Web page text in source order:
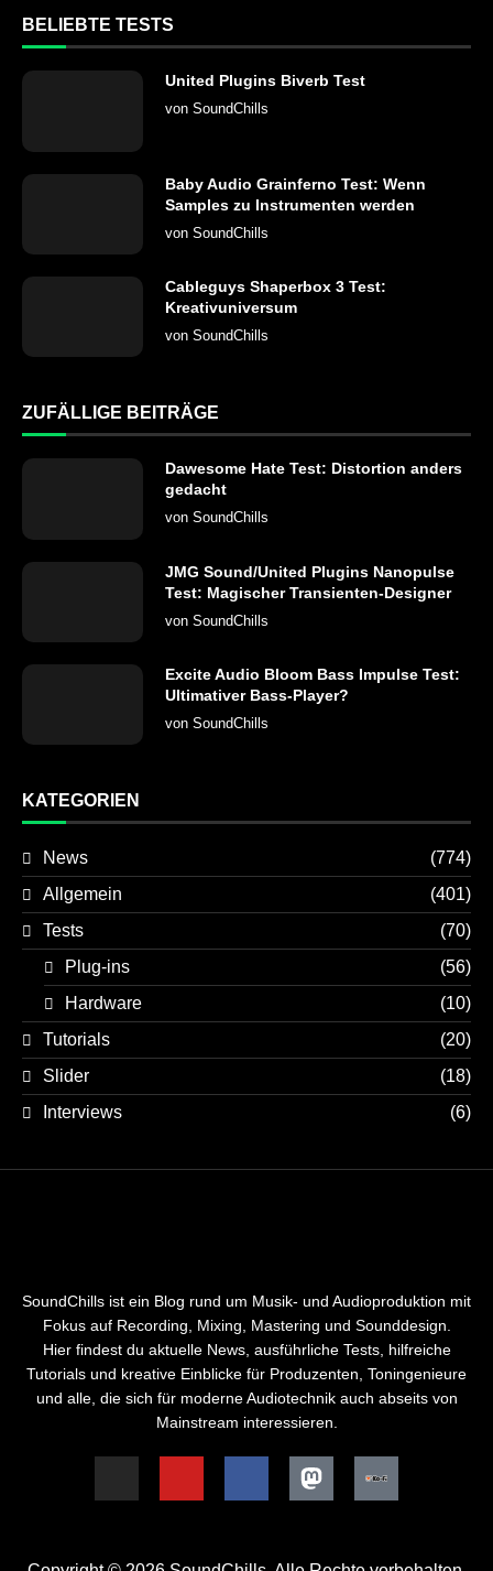
BELIEBTE TESTS
United Plugins Biverb Test
von SoundChills
Baby Audio Grainferno Test: Wenn
Samples zu Instrumenten werden
von SoundChills
Cableguys Shaperbox 3 Test:
Kreativuniversum
von SoundChills
ZUFÄLLIGE BEITRÄGE
Dawesome Hate Test: Distortion anders
gedacht
von SoundChills
JMG Sound/United Plugins Nanopulse
Test: Magischer Transienten-Designer
von SoundChills
Excite Audio Bloom Bass Impulse Test:
Ultimativer Bass-Player?
von SoundChills
KATEGORIEN
News
(774)
Allgemein
(401)
Tests
(70)
Plug-ins
(56)
Hardware
(10)
Tutorials
(20)
Slider
(18)
Interviews
(6)
SoundChills ist ein Blog rund um Musik- und Audioproduktion mit
Fokus auf Recording, Mixing, Mastering und Sounddesign.
Hier findest du aktuelle News, ausführliche Tests, hilfreiche
Tutorials und kreative Einblicke für Produzenten, Toningenieure
und alle, die sich für moderne Audiotechnik auch abseits von
Mainstream interessieren.